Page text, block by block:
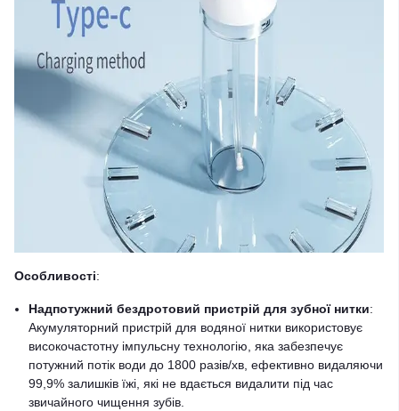
Особливості:
Надпотужний бездротовий пристрій для зубної нитки:
Акумуляторний пристрій для водяної нитки використовує
високочастотну імпульсну технологію, яка забезпечує
потужний потік води до 1800 разів/хв, ефективно видаляючи
99,9% залишків їжі, які не вдається видалити під час
звичайного чищення зубів.